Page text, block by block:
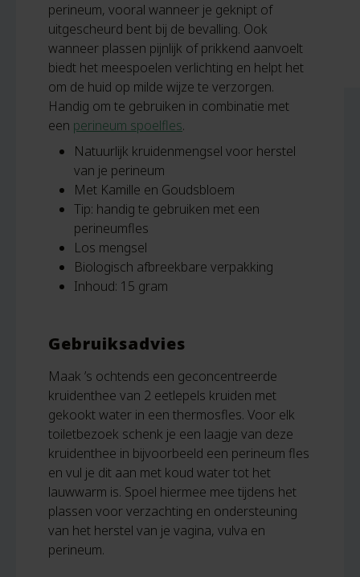
perineum, vooral wanneer je geknipt of
uitgescheurd bent bij de bevalling. Ook
wanneer plassen pijnlijk of prikkend aanvoelt
biedt het meespoelen verlichting en helpt het
om de huid op milde wijze te verzorgen.
Handig om te gebruiken in combinatie met
een perineum spoelfles.
Natuurlijk kruidenmengsel voor herstel
van je perineum
Met Kamille en Goudsbloem
Tip: handig te gebruiken met een
perineumfles
Los mengsel
Biologisch afbreekbare verpakking
Inhoud: 15 gram
Gebruiksadvies
Maak ’s ochtends een geconcentreerde
kruidenthee van 2 eetlepels kruiden met
gekookt water in een thermosfles. Voor elk
toiletbezoek schenk je een laagje van deze
kruidenthee in bijvoorbeeld een perineum fles
en vul je dit aan met koud water tot het
lauwwarm is. Spoel hiermee mee tijdens het
plassen voor verzachting en ondersteuning
van het herstel van je vagina, vulva en
perineum.